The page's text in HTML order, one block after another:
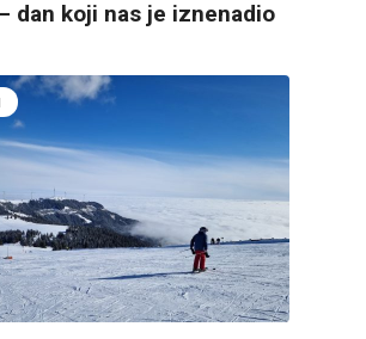
dan koji nas je iznenadio